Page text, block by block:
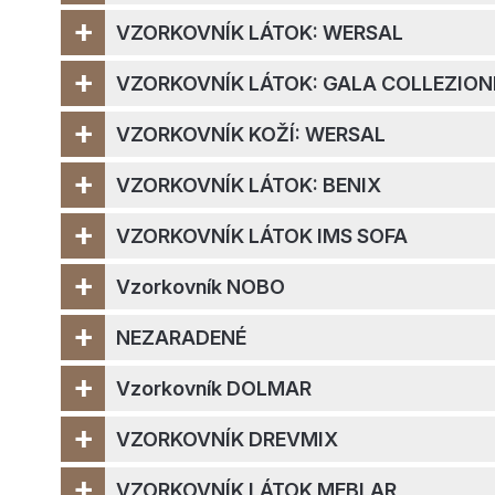
VZORKOVNÍK LÁTOK: WERSAL
+
VZORKOVNÍK LÁTOK: GALA
+
VZORKOVNÍK KOŽÍ: WERSAL
+
VZORKOVNÍK LÁTOK: BENIX
+
VZORKOVNÍK LÁTOK IMS SOFA
+
Vzorkovník NOBO
+
NEZARADENÉ
+
Vzorkovník DOLMAR
+
VZORKOVNÍK DREVMIX
+
VZORKOVNÍK LÁTOK MEBLAR